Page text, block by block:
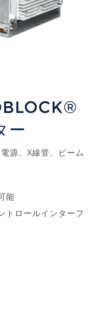
ー
源、X線管、ビーム
能
トロールインターフ